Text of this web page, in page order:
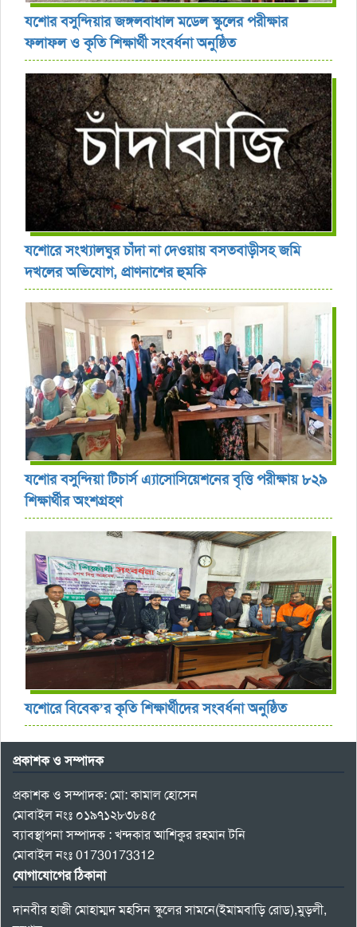
যশোর বসুন্দিয়ার জঙ্গলবাধাল মডেল স্কুলের পরীক্ষার
ফলাফল ও কৃতি শিক্ষার্থী সংবর্ধনা অনুষ্ঠিত
যশোরে সংখ্যালঘুর চাঁদা না দেওয়ায় বসতবাড়ীসহ জমি
দখলের অভিযোগ, প্রাণনাশের হুমকি
যশোর বসুন্দিয়া টিচার্স এ্যাসোসিয়েশনের বৃত্তি পরীক্ষায় ৮২৯
শিক্ষার্থীর অংশগ্রহণ
যশোরে বিবেক’র কৃতি শিক্ষার্থীদের সংবর্ধনা অনুষ্ঠিত
প্রকাশক ও সম্পাদক
প্রকাশক ও সম্পাদক: মো: কামাল হোসেন
মোবাইল নংঃ ০১৯৭১২৮৩৮৪৫
ব্যাবস্থাপনা সম্পাদক : খন্দকার আশিকুর রহমান টনি
মোবাইল নংঃ 01730173312
যোগাযোগের ঠিকানা
দানবীর হাজী মোহাম্মদ মহসিন স্কুলের সামনে(ইমামবাড়ি রোড),মুড়লী,